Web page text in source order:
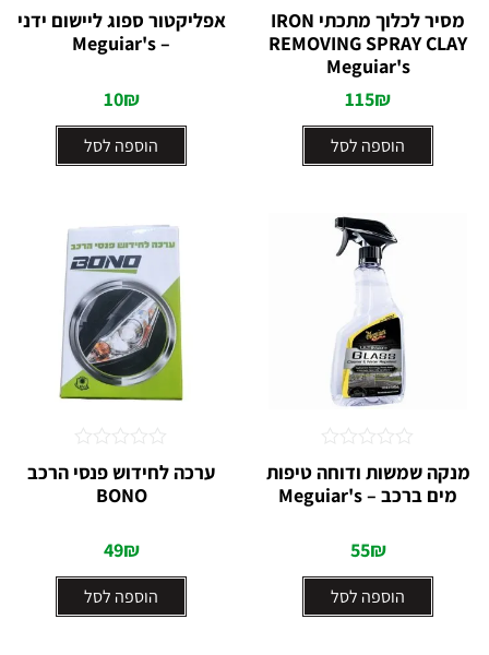
מסיר לכלוך מתכתי IRON
REMOVING SPRAY CLAY
Meguiar's
115₪
הוספה לסל
דורג
0
מתוך
אפליקטור ספוג ליישום ידני
– Meguiar's⁩
10₪
הוספה לסל
0
מתוך
מנקה שמשות ודוחה טיפות
מים ברכב – Meguiar's
55₪
הוספה לסל
0
מתוך
ערכה לחידוש פנסי הרכב
BONO
49₪
הוספה לסל
0